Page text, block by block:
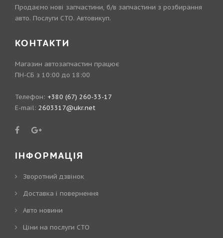
Продаємо нові запчастини, б/в запчастини з розбирання
авто. Послуги СТО. Автовикуп.
КОНТАКТИ
Магазин автозапчастин працює
ПН-СБ з 10:00 до 18:00
Телефон: +380 (67) 260-33-17
E-mail: 2603317@ukr.net
ІНФОРМАЦІЯ
Зворотний дзвінок
Доставка і повернення
Авто новини
Ціни на послуги СТО